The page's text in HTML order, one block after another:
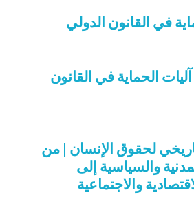
في القانون الدولي
الحماية في القانون
لحقوق الإنسان | من
والسياسية إلى
والاجتماعية